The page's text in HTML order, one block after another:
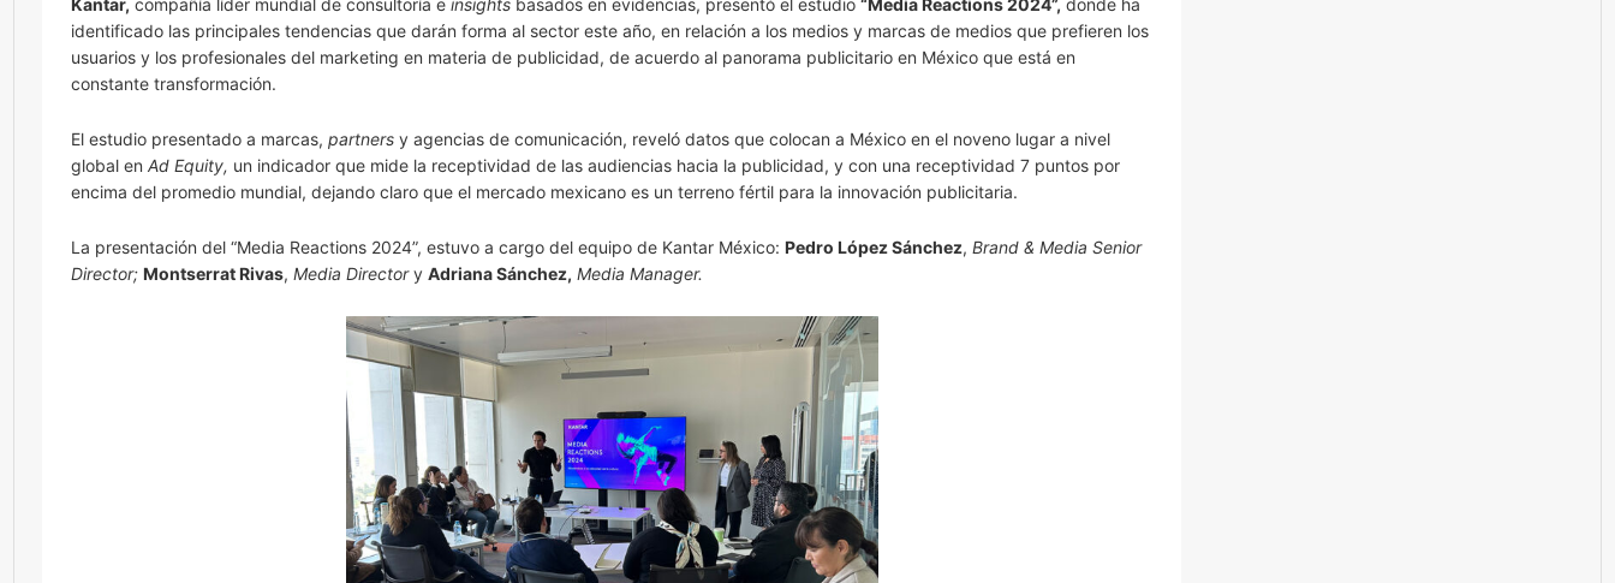
Kantar, compañía líder mundial de consultoría e insights basados en evidencias, presentó el estudio “Media Reactions 2024”, donde ha
identificado las principales tendencias que darán forma al sector este año, en relación a los medios y marcas de medios que prefieren los
usuarios y los profesionales del marketing en materia de publicidad, de acuerdo al panorama publicitario en México que está en
constante transformación.
El estudio presentado a marcas, partners y agencias de comunicación, reveló datos que colocan a México en el noveno lugar a nivel
global en Ad Equity, un indicador que mide la receptividad de las audiencias hacia la publicidad, y con una receptividad 7 puntos por
encima del promedio mundial, dejando claro que el mercado mexicano es un terreno fértil para la innovación publicitaria​.
La presentación del “Media Reactions 2024”, estuvo a cargo del equipo de Kantar México: Pedro López Sánchez, Brand & Media Senior
Director; Montserrat Rivas, Media Directory Adriana Sánchez, Media Manager.